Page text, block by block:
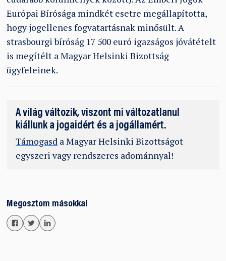
Európai Bírósága mindkét esetre megállapította,
hogy jogellenes fogvatartásnak minősült. A
strasbourgi bíróság 17 500 euró igazságos jóvátételt
is megítélt a Magyar Helsinki Bizottság
ügyfeleinek.
A világ változik, viszont mi változatlanul
kiállunk a jogaidért és a jogállamért.
Támogasd a Magyar Helsinki Bizottságot
egyszeri vagy rendszeres adománnyal!
Megosztom másokkal